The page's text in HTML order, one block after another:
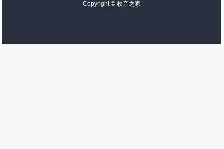
Copyright © 收音之家